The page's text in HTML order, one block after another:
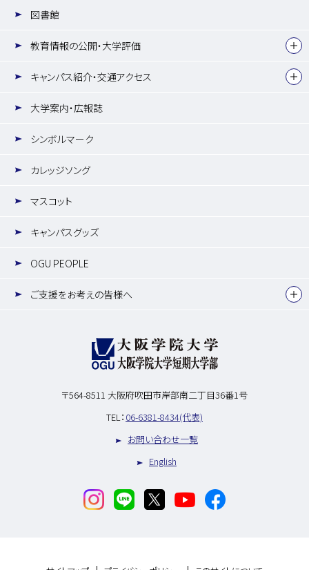
図書館
教育情報の公開・大学評価
キャンパス紹介・交通アクセス
大学案内・広報誌
シンボルマーク
カレッジソング
マスコット
キャンパスグッズ
OGU PEOPLE
ご支援をお考えの皆様へ
〒564-8511 大阪府吹田市岸部南二丁目36番1号
TEL： 06-6381-8434(代表)
お問い合わせ一覧
English